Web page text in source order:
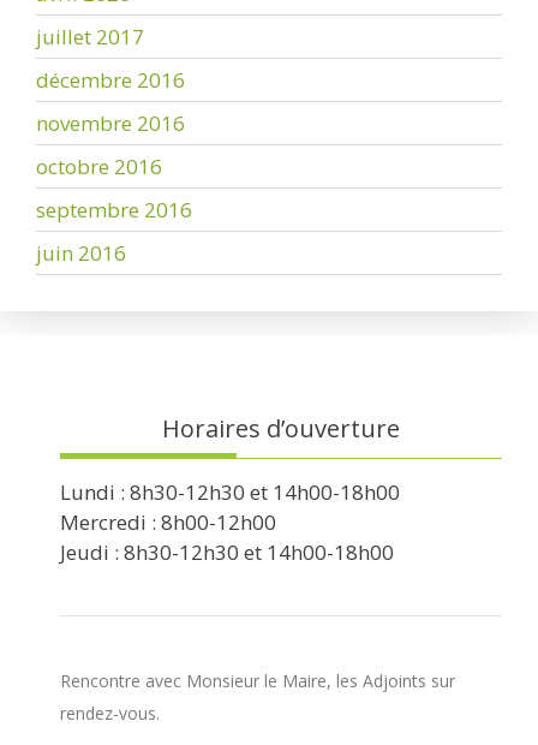
juillet 2017
décembre 2016
novembre 2016
octobre 2016
septembre 2016
juin 2016
Horaires d’ouverture
Lundi : 8h30-12h30 et 14h00-18h00
Mercredi : 8h00-12h00
Jeudi : 8h30-12h30 et 14h00-18h00
Rencontre avec Monsieur le Maire, les Adjoints sur
rendez-vous.